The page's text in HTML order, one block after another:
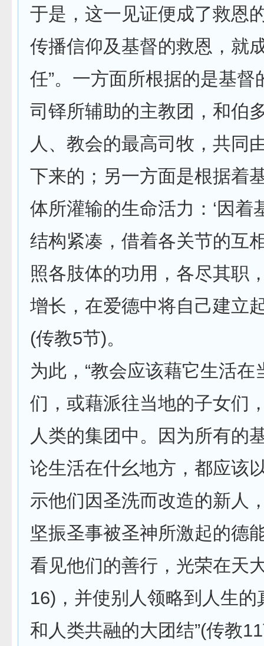
于是，这一见证便成了救恩
传播信仰及基督的救恩，就
任”。一方面所根据的是基督
司铎所辅助的主教团，和伯
人、教会的最高司牧，共同
下来的；另一方面是根据着
体所灌输的生命活力：‘因着
结构紧凑，借着各关节的互
照各肢体的功用，各尽其职
增长，在爱德中将自己建立
(传教5节)。
为此，“教会应该藉它生活在
们，或藉派往当地的子女们
人类的集团中。因为所有的
论生活在什幺地方，都应该
示他们因圣洗而改造的新人
坚振圣事被圣神所激起的德
看见他们的善行，光荣在天
16)，并使别人领略到人生的
和人类共融的大团结”(传教